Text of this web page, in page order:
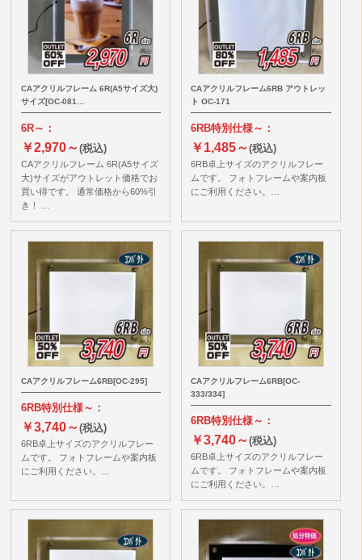
CAアクリルフレーム 6R(A5サイズ大)
サイズ[OC-081…
6R～：
￥2,970～(税込)
CAアクリルフレーム 6R(A5サイズ
大)サイズがアウトレット価格でお
買い得です。 通常価格から60%引
き！ …
CAアクリルフレーム6RB アウトレッ
ト OC-171
6RB特別仕様～：
￥1,485～(税込)
6RB卓上サイズのアクリルフレー
ムです。 フォトフレームや案内板
にご利用ください。…
CAアクリルフレーム6RB[OC-295]
6RB特別仕様～：
￥3,740～(税込)
6RB卓上サイズのアクリルフレー
ムです。 フォトフレームや案内板
にご利用ください。…
CAアクリルフレーム6RB[OC-
333/334]
6RB特別仕様～：
￥3,740～(税込)
6RB卓上サイズのアクリルフレー
ムです。 フォトフレームや案内板
にご利用ください。…